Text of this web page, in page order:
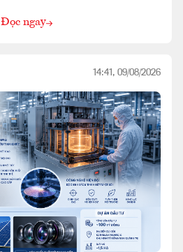
Đọc ngay
14:41, 09/08/2026